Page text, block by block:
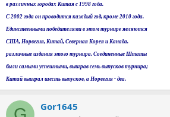
в различных городах Китая с 1998 года.
С 2002 года он проводится каждый год, кроме 2010 года.
Единственными победителями в этом турнире являются
США, Норвегия, Китай, Северная Корея и Канада.
различные издания этого турнира. Соединенные Штаты
были самыми успешными, выиграв семь выпусков турнира;
Китай выиграл шесть выпусков, а Норвегия - два.
Gor1645